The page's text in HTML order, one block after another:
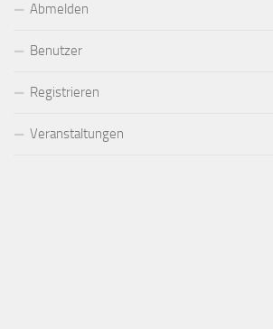
Abmelden
Benutzer
Registrieren
Veranstaltungen